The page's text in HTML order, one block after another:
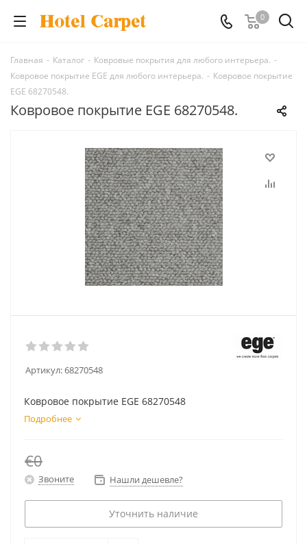
0
Главная - Каталог - Ковровые покрытия для любого интерьера. -
Ковровое покрытие EGE для любого интерьера. - Ковровое покрытие
EGE 68270548.
Ковровое покрытие EGE 68270548.
Артикул:68270548
Ковровое покрытие EGE 68270548
Подробнее
€0
Звоните Нашли дешевле?
Уточнить наличие